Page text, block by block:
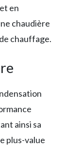
en
chaudière
chauffage.
ainsi sa
plus-value